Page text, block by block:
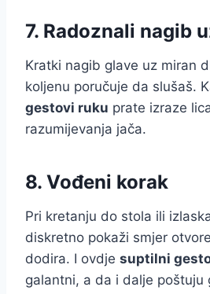
7. Radoznali nagib
Kratki nagib glave uz miran
koljenu poručuje da slušaš.
gestovi ruku prate izraze
razumijevanja jača.
8. Vođeni korak
Pri kretanju do stola ili
diskretno pokaži smjer
dodira. I ovdje suptilni
galantni, a da i dalje poštuju